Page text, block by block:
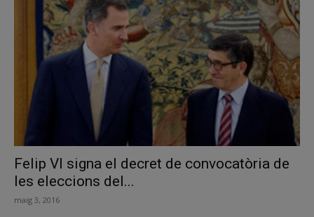
Felip VI signa el decret de convocatòria de
les eleccions del...
maig 3, 2016